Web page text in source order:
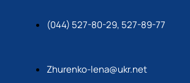
(044) 527-80-29, 527-89-77
Zhurenko-lena@ukr.net